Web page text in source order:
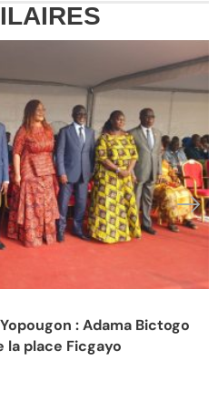
: Adama Bictogo
place Ficgayo